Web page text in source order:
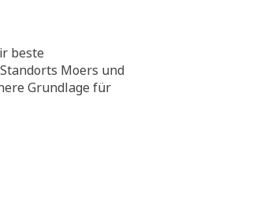
beste
Moers und
Grundlage für